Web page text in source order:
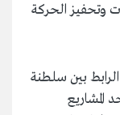
وتحفيز الحركة
بين سلطنة
المشاريع